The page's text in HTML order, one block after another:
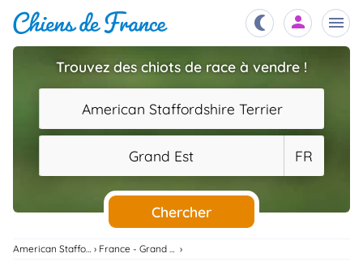
Chiots
Éleveurs
Étalons
Chiens
Trouvez des chiots de race à vendre !
American Staffordshire Terrier
Grand Est FR
Chercher
American Staffordshire Terrier France - Grand Est